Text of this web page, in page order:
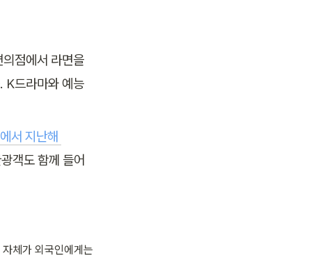
점에서 라면을
K드라마와 예능
서 지난해
객도 함께 들어
체가 외국인에게는